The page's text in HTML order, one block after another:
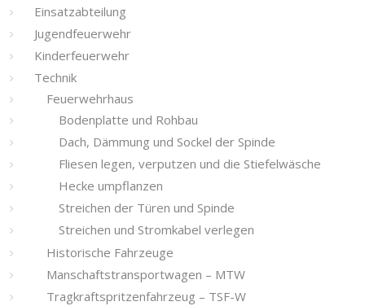
Einsatzabteilung
Jugendfeuerwehr
Kinderfeuerwehr
Technik
Feuerwehrhaus
Bodenplatte und Rohbau
Dach, Dämmung und Sockel der Spinde
Fliesen legen, verputzen und die Stiefelwäsche
Hecke umpflanzen
Streichen der Türen und Spinde
Streichen und Stromkabel verlegen
Historische Fahrzeuge
Manschaftstransportwagen – MTW
Tragkraftspritzenfahrzeug – TSF-W